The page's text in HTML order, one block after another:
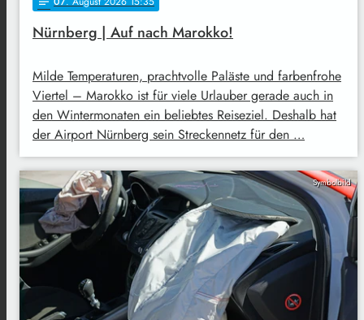
Nürnberg | Auf nach Marokko!
Milde Temperaturen, prachtvolle Paläste und farbenfrohe
Viertel – Marokko ist für viele Urlauber gerade auch in
den Wintermonaten ein beliebtes Reiseziel. Deshalb hat
der Airport Nürnberg sein Streckennetz für den …
Symbolbild